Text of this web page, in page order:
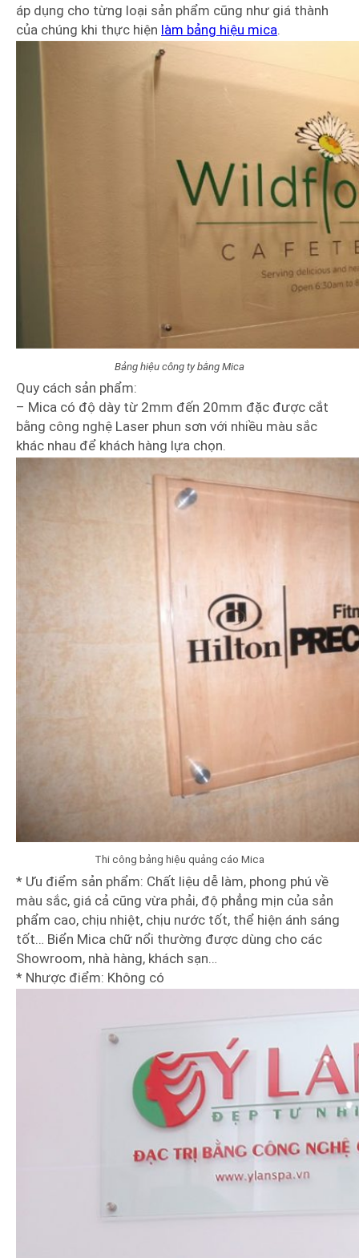
áp dụng cho từng loại sản phẩm cũng như giá thành
của chúng khi thực hiện làm bảng hiệu mica.
Bảng hiệu công ty bằng Mica
Quy cách sản phẩm:
– Mica có độ dày từ 2mm đến 20mm đặc được cắt
bằng công nghệ Laser phun sơn với nhiều màu sắc
khác nhau để khách hàng lựa chọn.
Thi công bảng hiệu quảng cáo Mica
* Ưu điểm sản phẩm: Chất liệu dễ làm, phong phú về
màu sắc, giá cả cũng vừa phải, độ phẳng mịn của sản
phẩm cao, chịu nhiệt, chịu nước tốt, thể hiện ánh sáng
tốt… Biển Mica chữ nổi thường được dùng cho các
Showroom, nhà hàng, khách sạn…
* Nhược điểm: Không có